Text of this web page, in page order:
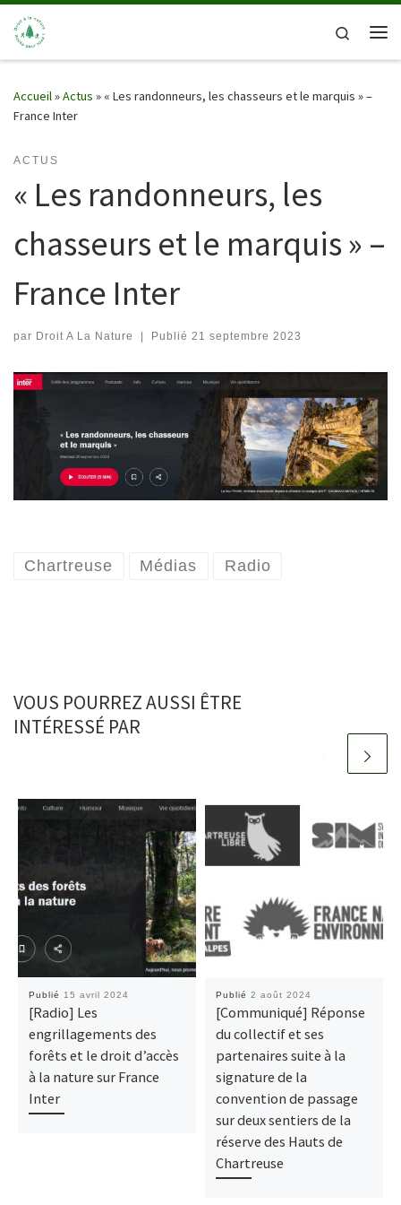
Passer au contenu
Search
Accueil»Actus » « Les randonneurs, les chasseurs et le marquis » –
France Inter
ACTUS
« Les randonneurs, les
chasseurs et le marquis » –
France Inter
par Droit A La Nature | Publié 21 septembre 2023
Chartreuse Médias Radio
VOUS POURREZ AUSSI ÊTRE
INTÉRESSÉ PAR
Publié 15 avril 2024
[Radio] Les
engrillagements des
forêts et le droit d’accès
à la nature sur France
Inter
Publié 2 août 2024
[Communiqué] Réponse
du collectif et ses
partenaires suite à la
signature de la
convention de passage
sur deux sentiers de la
réserve des Hauts de
Chartreuse